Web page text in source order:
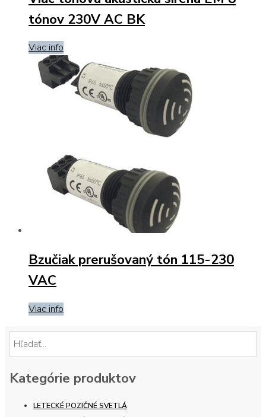
tónov 230V AC BK
Viac info
Bzučiak prerušovaný tón 115-230
VAC
Viac info
Kategórie produktov
LETECKÉ POZIČNÉ SVETLÁ